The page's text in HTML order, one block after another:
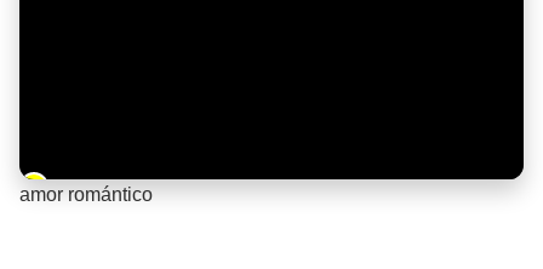
Barra de progreso de la reproducción
amor romántico